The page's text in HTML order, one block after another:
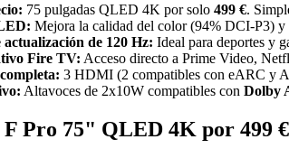
75 pulgadas QLED 4K por solo 499 €.
Mejora la calidad del color (94% DCI-P3)
actualización de 120 Hz: Ideal para deportes y
Fire TV: Acceso directo a Prime Video,
3 HDMI (2 compatibles con eARC y
Altavoces de 2x10W compatibles con Dolby
Pro 75" QLED 4K por 499